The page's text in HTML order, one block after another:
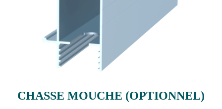
CHASSE MOUCHE (OPTIONNEL)